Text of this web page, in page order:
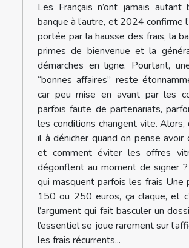
Les Français n’ont jamais autant
banque à l’autre, et 2024 confirme
portée par la hausse des frais, la
primes de bienvenue et la
démarches en ligne. Pourtant,
“bonnes affaires” reste
car peu mise en avant par les
parfois faute de partenariats,
les conditions changent vite.
il à dénicher quand on pense avoir
et comment éviter les offres
dégonflent au moment de signer
qui masquent parfois les frais Une
150 ou 250 euros, ça claque, et
l’argument qui fait basculer un
l’essentiel se joue rarement sur
les frais récurrents...